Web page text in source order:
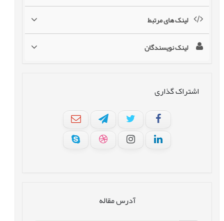
لینک های مرتبط
لینک نویسندگان
اشتراک گذاری
آدرس مقاله